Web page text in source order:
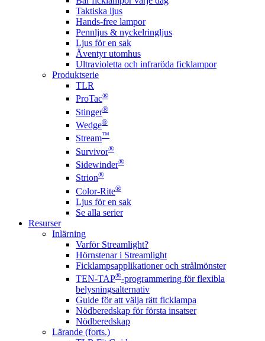
Taktiska ljus
Hands-free lampor
Pennljus & nyckelringljus
Ljus för en sak
Äventyr utomhus
Ultravioletta och infraröda ficklampor
Produktserie
TLR
ProTac®
Stinger®
Wedge®
Stream™
Survivor®
Sidewinder®
Strion®
Color-Rite®
Ljus för en sak
Se alla serier
Resurser
Inlärning
Varför Streamlight?
Hörnstenar i Streamlight
Ficklampsapplikationer och strålmönster
TEN-TAP®-programmering för flexibla
belysningsalternativ
Guide för att välja rätt ficklampa
Nödberedskap för första insatser
Nödberedskap
Lärande (forts.)